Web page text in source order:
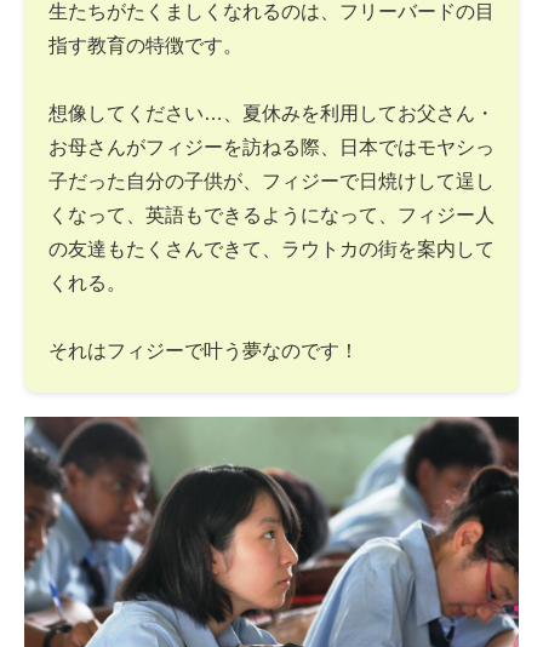
生たちがたくましくなれるのは、フリーバードの目
指す教育の特徴です。
想像してください…、夏休みを利用してお父さん・
お母さんがフィジーを訪ねる際、日本ではモヤシっ
子だった自分の子供が、フィジーで日焼けして逞し
くなって、英語もできるようになって、フィジー人
の友達もたくさんできて、ラウトカの街を案内して
くれる。
それはフィジーで叶う夢なのです！